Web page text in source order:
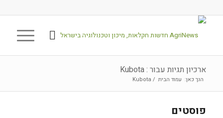
ארכיון תגיות עבור : Kubota
הנך כאן: עמוד הבית /
Kubota
פוסטים